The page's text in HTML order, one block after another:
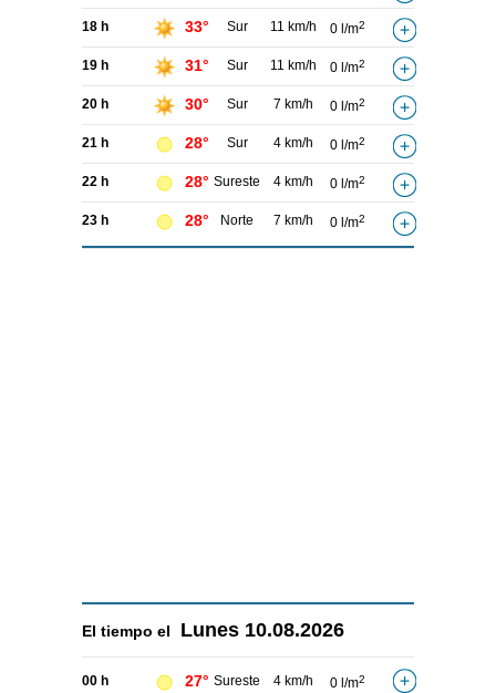
18 h 33° Sur 11 km/h 0 l/m2
19 h 31° Sur 11 km/h 0 l/m2
20 h 30° Sur 7 km/h 0 l/m2
21 h 28° Sur 4 km/h 0 l/m2
22 h 28° Sureste 4 km/h 0 l/m2
23 h 28° Norte 7 km/h 0 l/m2
El tiempo el Lunes 10.08.2026
00 h 27° Sureste 4 km/h 0 l/m2